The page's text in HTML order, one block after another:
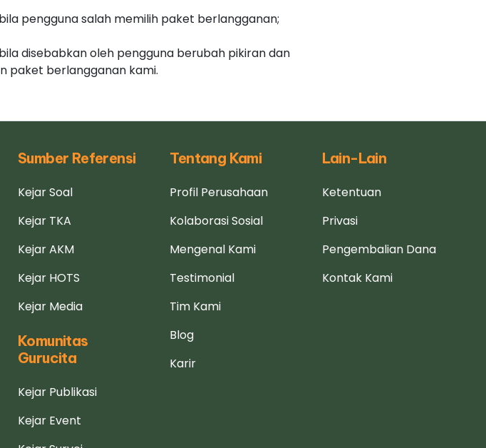
pengguna salah memilih paket berlangganan;
disebabkan oleh pengguna berubah pikiran dan
paket berlangganan kami.
Sumber Referensi
Kejar Soal
Kejar TKA
Kejar AKM
Kejar HOTS
Kejar Media
Komunitas
Gurucita
Kejar Publikasi
Kejar Event
Tentang Kami
Profil Perusahaan
Kolaborasi Sosial
Mengenal Kami
Testimonial
Tim Kami
Blog
Karir
Lain-Lain
Ketentuan
Privasi
Pengembalian Dana
Kontak Kami